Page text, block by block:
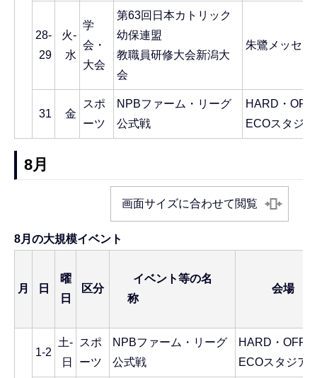
28-
29
火-
水
学
会・
大会
第63回日本カトリック
幼保連盟
教職員研修大会新潟大
会
朱鷺メッセ
31 金
スポ
ーツ
NPBファーム・リーグ
公式戦
HARD・OFF
ECOスタジ
8月
画面サイズに合わせて閲覧
8月の大規模イベント
月 日
曜
日
区分
イベント等の名
称
会場
1-2
土-
日
スポ
ーツ
NPBファーム・リーグ
公式戦
HARD・OFF
ECOスタジア